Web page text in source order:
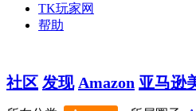
TK玩家网
帮助
社区 发现 Amazon 亚马逊